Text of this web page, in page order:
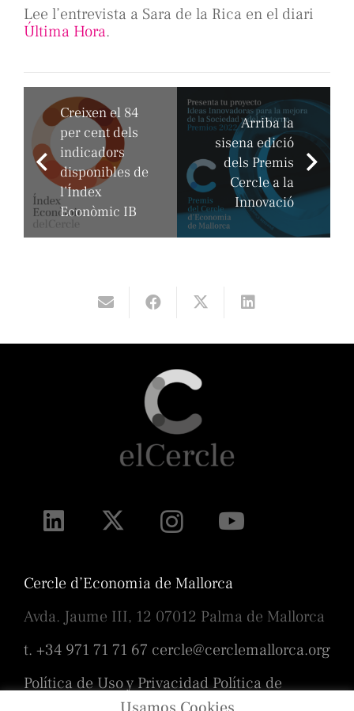
Lee l’entrevista a Sara de la Rica en el diari
Última Hora.
Creixen el 84
per cent dels
indicadors
disponibles de
l’Índex
Econòmic IB
Arriba la
sisena edició
dels Premis
Cercle a la
Innovació
Cercle d’Economia de Mallorca
Avda. Jaume III, 12 07012 Palma de Mallorca
t. +34 971 71 71 67 cercle@cerclemallorca.org
Política de Uso y Privacidad Política de